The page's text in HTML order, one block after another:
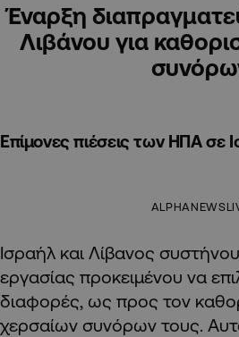
Έναρξη
Λιβάνου για
Επίμονες πιέσεις των ΗΠΑ σε
Ισραήλ και Λίβανος
εργασίας προκειμένου να
διαφορές, ως προς τον
χερσαίων συνόρων τους.